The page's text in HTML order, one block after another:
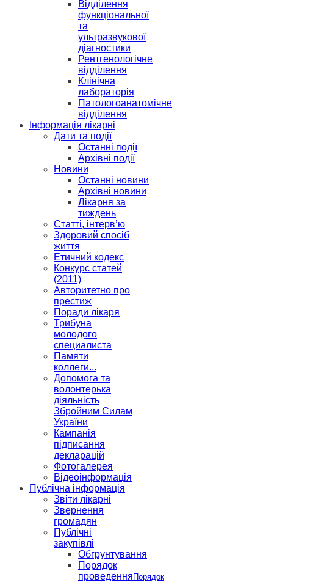
Відділення
функціональної
та
ультразвукової
діагностики
Рентгенологічне
відділення
Клінічна
лабораторія
Патологоанатомічне
відділення
Інформація лікарні
Дати та події
Останні події
Архівні події
Новини
Останні новини
Архівні новини
Лікарня за
тиждень
Статті, інтерв’ю
Здоровий спосіб
життя
Етичний кодекс
Конкурс статей
(2011)
Авторитетно про
престиж
Поради лікаря
Трибуна
молодого
специалиста
Памяти
коллеги...
Допомога та
волонтерька
діяльність
Збройним Силам
України
Кампанія
підписання
декларацій
Фотогалерея
Відеоінформація
Публічна інформація
Звіти лікарні
Звернення
громадян
Публічні
закупівлі
Обгрунтування
Порядок
проведення Порядок